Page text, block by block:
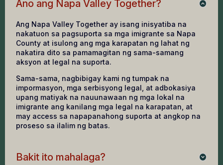
Ano ang Napa Valley Together?
Ang Napa Valley Together ay isang inisyatiba na
nakatuon sa pagsuporta sa mga imigrante sa Napa
County at isulong ang mga karapatan ng lahat ng
nakatira dito sa pamamagitan ng sama-samang
aksyon at legal na suporta.
Sama-sama, nagbibigay kami ng tumpak na
impormasyon, mga serbisyong legal, at adbokasiya
upang matiyak na nauunawaan ng mga lokal na
imigrante ang kanilang mga legal na karapatan, at
may access sa napapanahong suporta at angkop na
proseso sa ilalim ng batas.
Bakit ito mahalaga?